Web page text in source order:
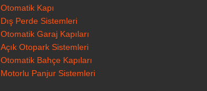
Otomatik Kapı
Dış Perde Sistemleri
Otomatik Garaj Kapıları
Açık Otopark Sistemleri
Otomatik Bahçe Kapıları
Motorlu Panjur Sistemleri